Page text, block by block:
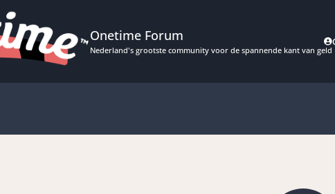
Onetime Forum
Nederland's grootste community voor de spannende kant van geld